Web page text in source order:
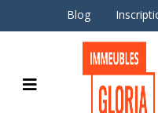
Blog